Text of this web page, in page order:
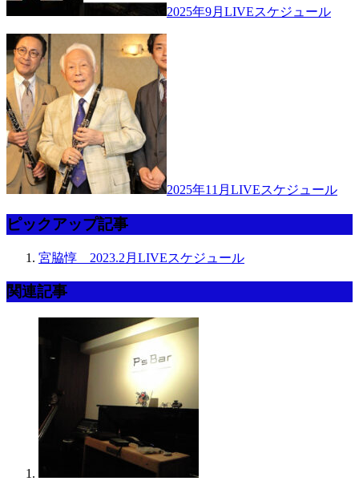
2025年9月LIVEスケジュール
2025年11月LIVEスケジュール
ピックアップ記事
宮脇惇 2023.2月LIVEスケジュール
関連記事